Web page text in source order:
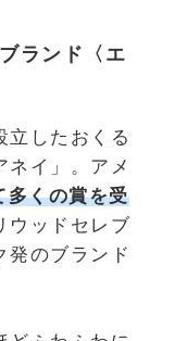
ランド〈エ
立したおくる
ネイ」。アメ
多くの賞を受
ウッドセレブ
発のブランド